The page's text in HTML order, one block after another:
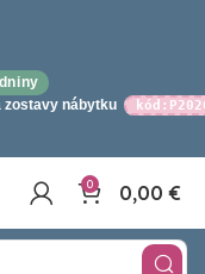
zostavy nábytku
0 0,00€